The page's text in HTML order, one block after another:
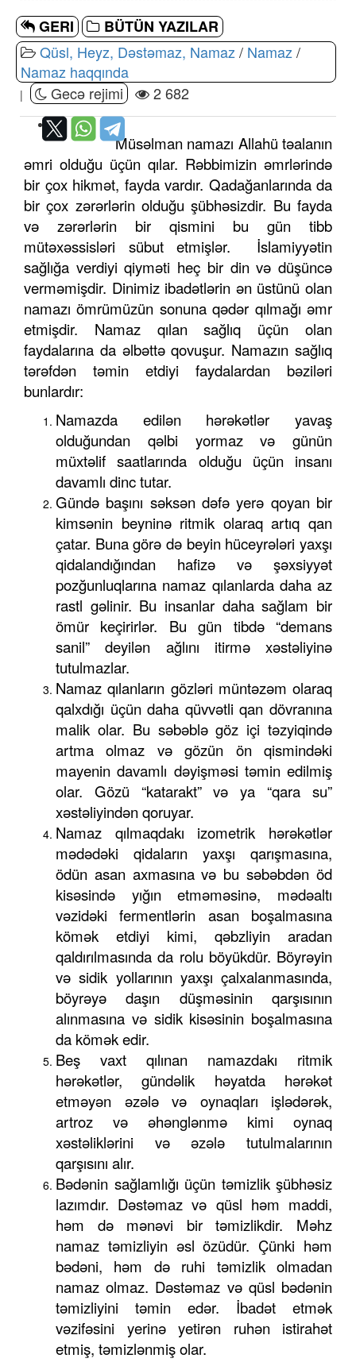
GERI
BÜTÜN YAZILAR
Qüsl, Heyz, Dəstəmaz, Namaz/ Namaz/
Namaz haqqında
| Gecə rejimi 2 682
Müsəlman namazı Allahü təalanın
əmri olduğu üçün qılar. Rəbbimizin əmrlərində
bir çox hikmət, fayda vardır. Qadağanlarında da
bir çox zərərlərin olduğu şübhəsizdir. Bu fayda
və zərərlərin bir qismini bu gün tibb
mütəxəssisləri sübut etmişlər. İslamiyyətin
sağlığa verdiyi qiyməti heç bir din və düşüncə
verməmişdir. Dinimiz ibadətlərin ən üstünü olan
namazı ömrümüzün sonuna qədər qılmağı əmr
etmişdir. Namaz qılan sağlıq üçün olan
faydalarına da əlbəttə qovuşur. Namazın sağlıq
tərəfdən təmin etdiyi faydalardan bəziləri
bunlardır:
Namazda edilən hərəkətlər yavaş
olduğundan qəlbi yormaz və günün
müxtəlif saatlarında olduğu üçün insanı
davamlı dinc tutar.
Gündə başını səksən dəfə yerə qoyan bir
kimsənin beyninə ritmik olaraq artıq qan
çatar. Buna görə də beyin hüceyrələri yaxşı
qidalandığından hafizə və şəxsiyyət
pozğunluqlarına namaz qılanlarda daha az
rastl gəlinir. Bu insanlar daha sağlam bir
ömür keçirirlər. Bu gün tibdə “demans
sanil” deyilən ağlını itirmə xəstəliyinə
tutulmazlar.
Namaz qılanların gözləri müntəzəm olaraq
qalxdığı üçün daha qüvvətli qan dövranına
malik olar. Bu səbəblə göz içi təzyiqində
artma olmaz və gözün ön qismindəki
mayenin davamlı dəyişməsi təmin edilmiş
olar. Gözü “katarakt” və ya “qara su”
xəstəliyindən qoruyar.
Namaz qılmaqdakı izometrik hərəkətlər
mədədəki qidaların yaxşı qarışmasına,
ödün asan axmasına və bu səbəbdən öd
kisəsində yığın etməməsinə, mədəaltı
vəzidəki fermentlərin asan boşalmasına
kömək etdiyi kimi, qəbzliyin aradan
qaldırılmasında da rolu böyükdür. Böyrəyin
və sidik yollarının yaxşı çalxalanmasında,
böyrəyə daşın düşməsinin qarşısının
alınmasına və sidik kisəsinin boşalmasına
da kömək edir.
Beş vaxt qılınan namazdakı ritmik
hərəkətlər, gündəlik həyatda hərəkət
etməyən əzələ və oynaqları işlədərək,
artroz və əhənglənmə kimi oynaq
xəstəliklərini və əzələ tutulmalarının
qarşısını alır.
Bədənin sağlamlığı üçün təmizlik şübhəsiz
lazımdır. Dəstəmaz və qüsl həm maddi,
həm də mənəvi bir təmizlikdir. Məhz
namaz təmizliyin əsl özüdür. Çünki həm
bədəni, həm də ruhi təmizlik olmadan
namaz olmaz. Dəstəmaz və qüsl bədənin
təmizliyini təmin edər. İbadət etmək
vəzifəsini yerinə yetirən ruhən istirahət
etmiş, təmizlənmiş olar.